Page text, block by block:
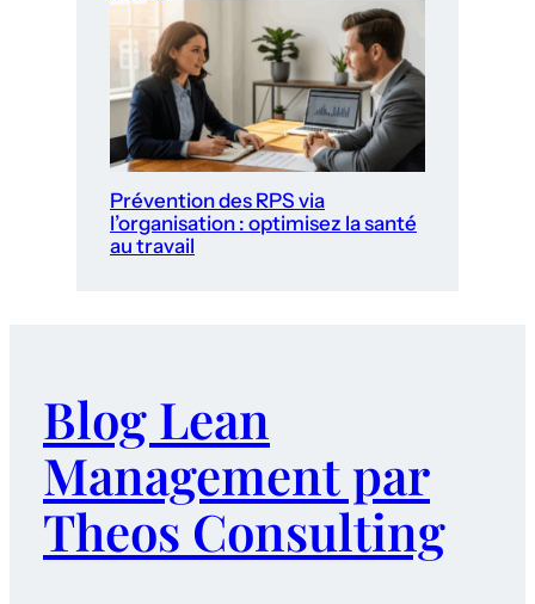
Prévention des RPS via
l’organisation : optimisez la santé
au travail
Blog Lean
Management par
Theos Consulting